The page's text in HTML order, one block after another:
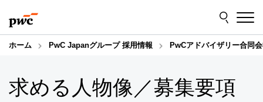
to
content
to
footer
ホーム PwC Japanグループ 採用情報 PwCアドバイザリー合同
求める人物像／募集要項